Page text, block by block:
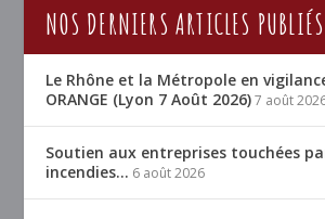
NOS DERNIERS ARTICLES PUBLIÉS
Le Rhône et la Métropole en
ORANGE (Lyon 7 Août 2026) 7 août
Soutien aux entreprises touchées
incendies… 6 août 2026